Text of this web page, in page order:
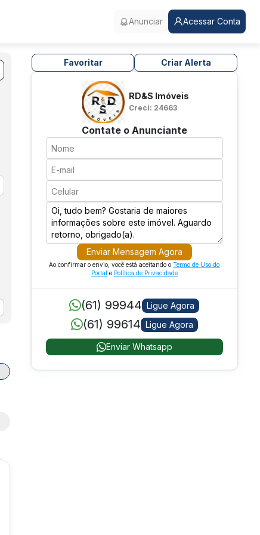
Anunciar Acessar Conta
Favoritar Criar Alerta
RD&S Imóveis
Creci: 24663
Contate o Anunciante
Enviar Mensagem Agora
Ao confirmar o envio, você está aceitando oTermo de Uso do
Portal e Política de Privacidade
(61) 99944 Ligue Agora
(61) 99614 Ligue Agora
Enviar Whatsapp